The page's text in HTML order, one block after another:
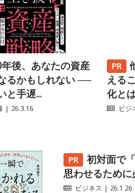
年後、あなたの資産
るかもしれない ──
と手遅...
| 26.3.16
える
化と
ビジ
初対面で
思わせるため
ビジネス | 26.1.26